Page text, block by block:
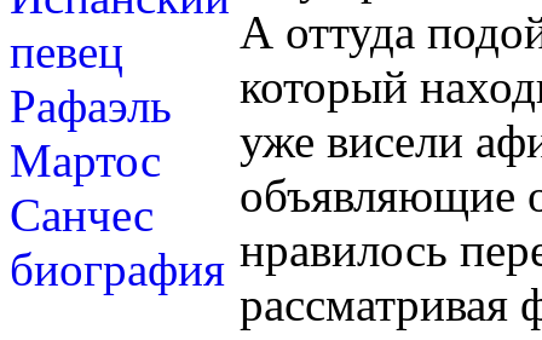
А оттуда
который
уже висели
объявляющие
нравилось
рассматривая